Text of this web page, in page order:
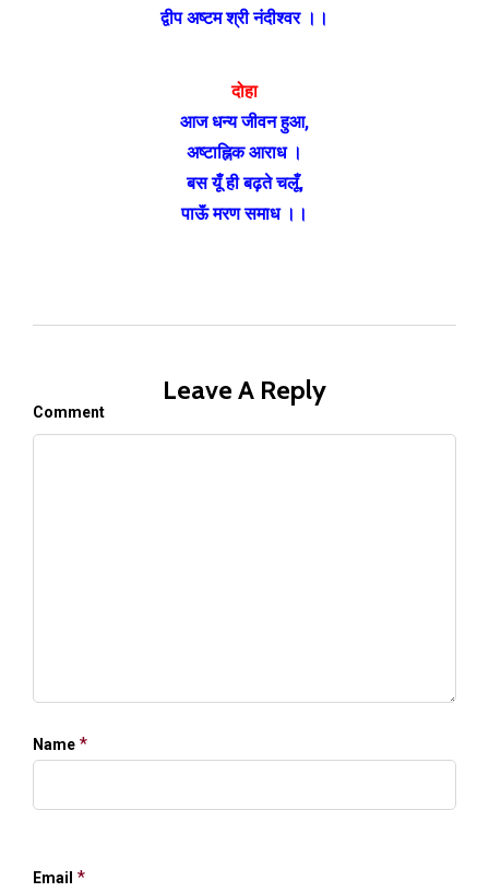
द्वीप अष्टम श्री नंदीश्वर ।।
दोहा
आज धन्य जीवन हुआ,
अष्टाह्निक आराध ।
बस यूँ ही बढ़ते चलूँ,
पाऊॅं मरण समाध ।।
Leave A Reply
Comment
Name *
Email *